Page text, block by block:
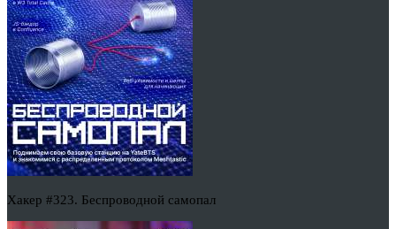
Хакер #323. Беспроводной самопал